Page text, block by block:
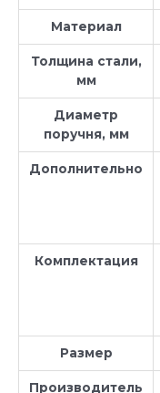
Материал
Толщина стали,
мм
Диаметр
поручня, мм
Дополнительно
Комплектация
Размер
Производитель